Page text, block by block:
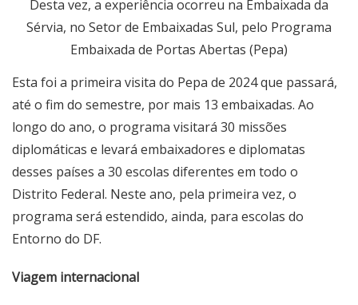
Desta vez, a experiência ocorreu na Embaixada da
Sérvia, no Setor de Embaixadas Sul, pelo Programa
Embaixada de Portas Abertas (Pepa)
Esta foi a primeira visita do Pepa de 2024 que passará,
até o fim do semestre, por mais 13 embaixadas. Ao
longo do ano, o programa visitará 30 missões
diplomáticas e levará embaixadores e diplomatas
desses países a 30 escolas diferentes em todo o
Distrito Federal. Neste ano, pela primeira vez, o
programa será estendido, ainda, para escolas do
Entorno do DF.
Viagem internacional